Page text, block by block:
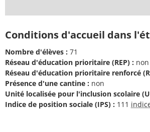
Conditions d'accueil dans
Nombre d'élèves : 71
Réseau d'éducation prioritaire (REP) : non
Réseau d'éducation prioritaire renforcé
Présence d'une cantine : non
Unité localisée pour l'inclusion scolaire
Indice de position sociale (IPS) : 111